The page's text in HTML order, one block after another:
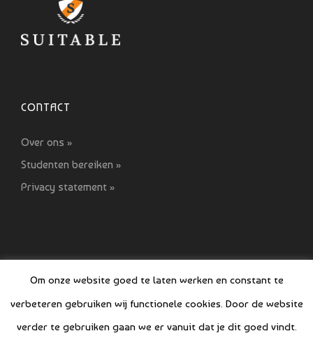
CONTACT
Over ons »
Studenten bereiken »
Privacy statement »
© COPYRIGHT SI GIDS 2021-2022
Om onze website goed te laten werken en constant te
verbeteren gebruiken wij functionele cookies. Door de website
verder te gebruiken gaan we er vanuit dat je dit goed vindt.